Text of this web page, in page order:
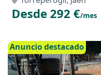
Desde 292 €/mes
Anuncio destacado